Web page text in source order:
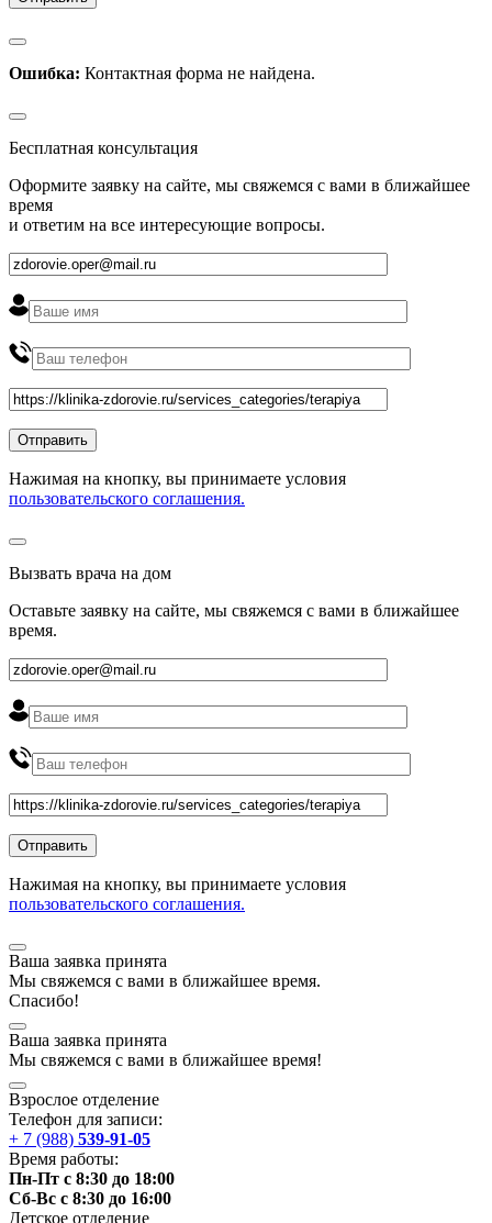
Ошибка: Контактная форма не найдена.
Бесплатная консультация
Оформите заявку на сайте, мы свяжемся с вами в ближайшее
время
и ответим на все интересующие вопросы.
Нажимая на кнопку, вы принимаете условия
пользовательского соглашения.
Вызвать врача на дом
Оставьте заявку на сайте, мы свяжемся с вами в ближайшее
время.
Нажимая на кнопку, вы принимаете условия
пользовательского соглашения.
Ваша заявка принята
Мы свяжемся с вами в ближайшее время.
Спасибо!
Ваша заявка принята
Мы свяжемся с вами в ближайшее время!
Взрослое отделение
Телефон для записи:
+ 7 (988) 539-91-05
Время работы:
Пн-Пт с 8:30 до 18:00
Сб-Вс с 8:30 до 16:00
Детское отделение